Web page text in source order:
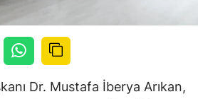
Dr. Mustafa İberya Arıkan,